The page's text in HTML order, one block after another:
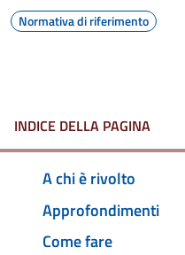
Normativa di riferimento
INDICE DELLA PAGINA
A chi è rivolto
Approfondimenti
Come fare